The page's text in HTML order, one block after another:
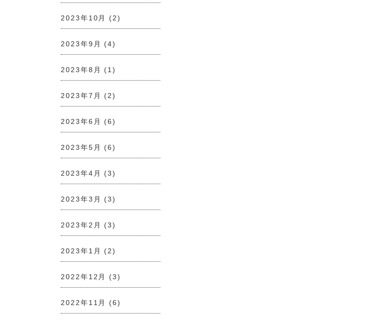
2023年10月 (2)
2023年9月 (4)
2023年8月 (1)
2023年7月 (2)
2023年6月 (6)
2023年5月 (6)
2023年4月 (3)
2023年3月 (3)
2023年2月 (3)
2023年1月 (2)
2022年12月 (3)
2022年11月 (6)